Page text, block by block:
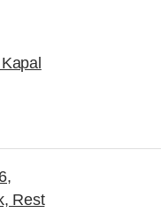
Rest